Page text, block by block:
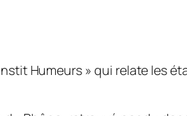
Humeurs » qui relate les